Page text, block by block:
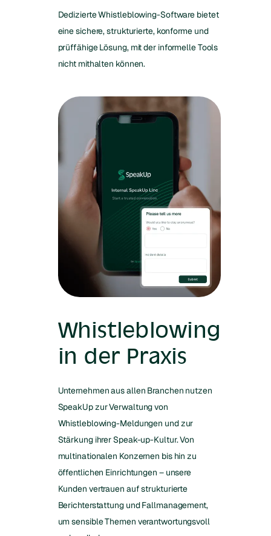
Dedizierte Whistleblowing-Software bietet
eine sichere, strukturierte, konforme und
prüffähige Lösung, mit der informelle Tools
nicht mithalten können.
Whistleblowing
in der Praxis
Unternehmen aus allen Branchen nutzen
SpeakUp zur Verwaltung von
Whistleblowing-Meldungen und zur
Stärkung ihrer Speak-up-Kultur. Von
multinationalen Konzernen bis hin zu
öffentlichen Einrichtungen – unsere
Kunden vertrauen auf strukturierte
Berichterstattung und Fallmanagement,
um sensible Themen verantwortungsvoll